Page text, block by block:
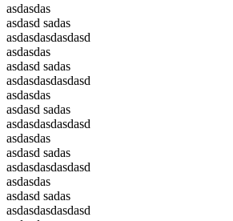
asdasdas
asdasd sadas
asdasdasdasdasd
asdasdas
asdasd sadas
asdasdasdasdasd
asdasdas
asdasd sadas
asdasdasdasdasd
asdasdas
asdasd sadas
asdasdasdasdasd
asdasdas
asdasd sadas
asdasdasdasdasd